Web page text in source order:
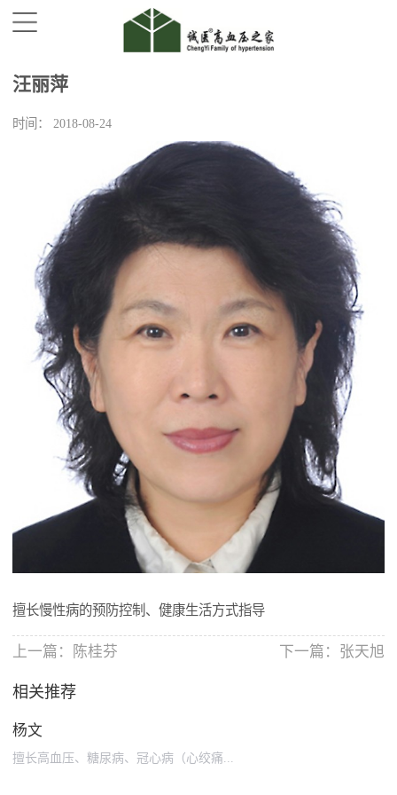
汪丽萍
时间： 2018-08-24
擅长慢性病的预防控制、健康生活方式指导
上一篇： 陈桂芬 下一篇： 张天旭
相关推荐
杨文
擅长高血压、糖尿病、冠心病（心绞痛...